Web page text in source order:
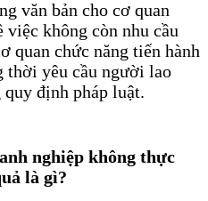
văn bản cho cơ quan
việc không còn nhu cầu
quan chức năng tiến hành
thời yêu cầu người lao
quy định pháp luật.
nghiệp không thực
là gì?